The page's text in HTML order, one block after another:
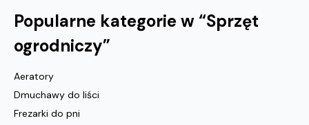
Popularne kategorie w “Sprzęt
ogrodniczy”
Aeratory
Dmuchawy do liści
Frezarki do pni